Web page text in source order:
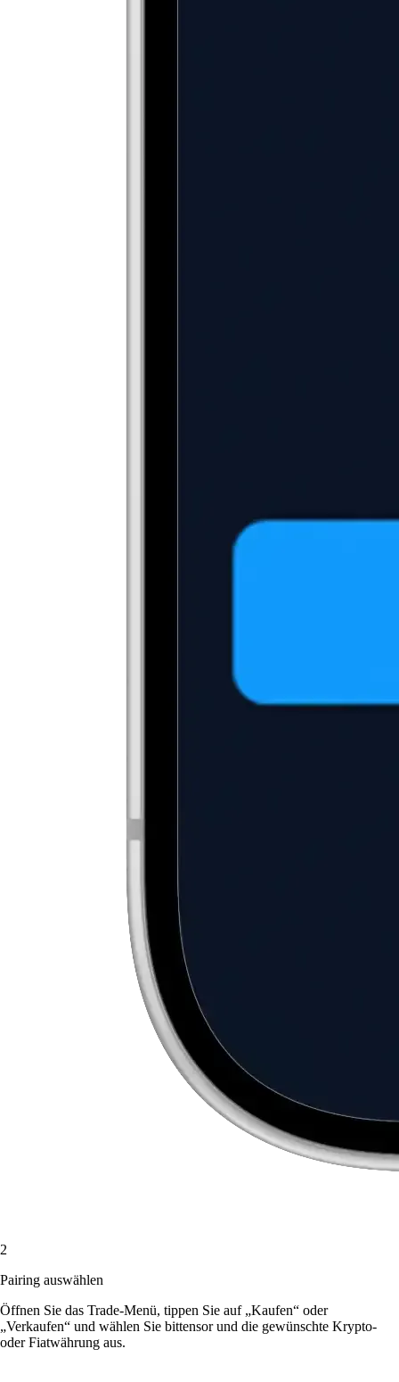
2
Pairing auswählen
Öffnen Sie das Trade-Menü, tippen Sie auf „Kaufen“ oder
„Verkaufen“ und wählen Sie bittensor und die gewünschte Krypto-
oder Fiatwährung aus.